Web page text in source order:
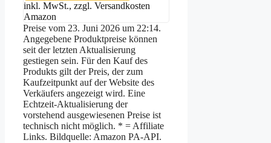
inkl. MwSt., zzgl. Versandkosten
Amazon
Preise vom 23. Juni 2026 um 22:14.
Angegebene Produktpreise können
seit der letzten Aktualisierung
gestiegen sein. Für den Kauf des
Produkts gilt der Preis, der zum
Kaufzeitpunkt auf der Website des
Verkäufers angezeigt wird. Eine
Echtzeit-Aktualisierung der
vorstehend ausgewiesenen Preise ist
technisch nicht möglich. * = Affiliate
Links. Bildquelle: Amazon PA-API.